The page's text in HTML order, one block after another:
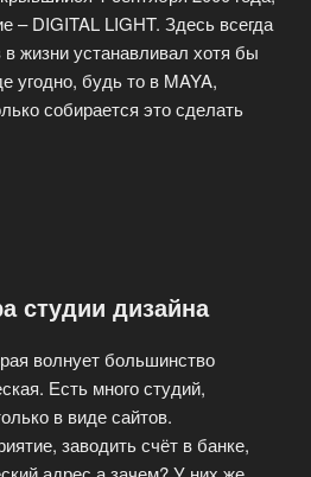
– DIGITAL LIGHT. Здесь всегда
жизни устанавливал хотя бы
угодно, будь то в MAYA,
собирается это сделать
студии дизайна
волнует большинство
Есть много студий,
в виде сайтов.
заводить счёт в банке,